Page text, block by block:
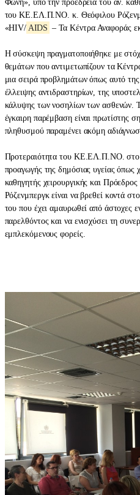
Φωνή», υπό την προεδρεία του αν.
του ΚΕ.ΕΛ.Π.ΝΟ. κ. Θεόφιλου
«HIV/ AIDS – Τα Κέντρα Αναφοράς
Η σύσκεψη πραγματοποιήθηκε με
θεμάτων που αντιμετωπίζουν τα
μια σειρά προβλημάτων όπως αυτό
έλλειψης αντιδραστηρίων, της
κάλυψης των νοσηλίων των ασθενών.
έγκαιρη παρέμβαση είναι πρωτίστης
πληθυσμού παραμένει ακόμη
Προτεραιότητα του ΚΕ.ΕΛ.Π.ΝΟ. στο
προαγωγής της δημόσιας υγείας όπως
καθηγητής χειρουργικής και
Ρόζενμπεργκ είναι να βρεθεί κοντά
του που έχει αμαυρωθεί από άστοχες
παρελθόντος και να ενισχύσει τη
εμπλεκόμενους φορείς.